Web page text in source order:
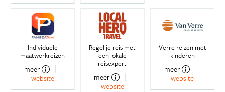
Individuele
maatwerkreizen
meer
website
Regel je reis met
een lokale
reisexpert
meer
website
Verre reizen met
kinderen
meer
website